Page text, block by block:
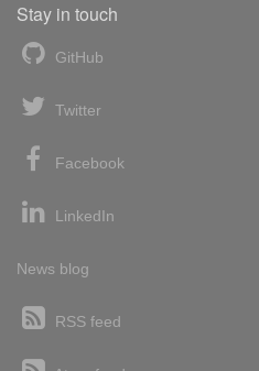
Stay in touch
GitHub
Twitter
Facebook
LinkedIn
News blog
RSS feed